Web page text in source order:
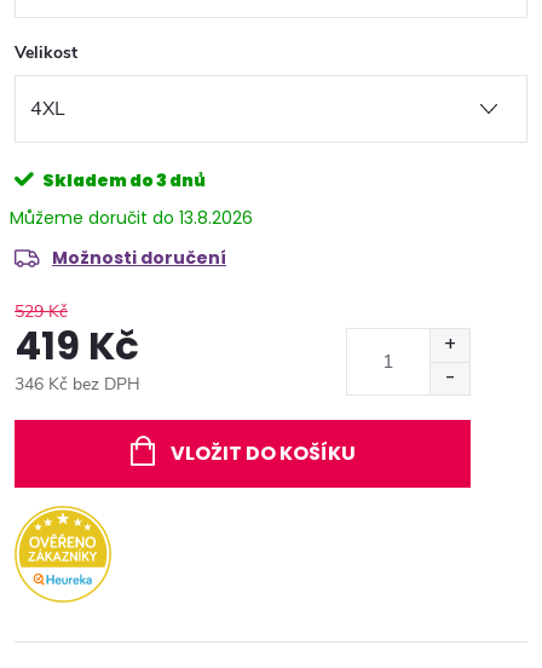
Velikost
Skladem do 3 dnů
13.8.2026
Možnosti doručení
529 Kč
419 Kč
346 Kč bez DPH
VLOŽIT DO KOŠÍKU